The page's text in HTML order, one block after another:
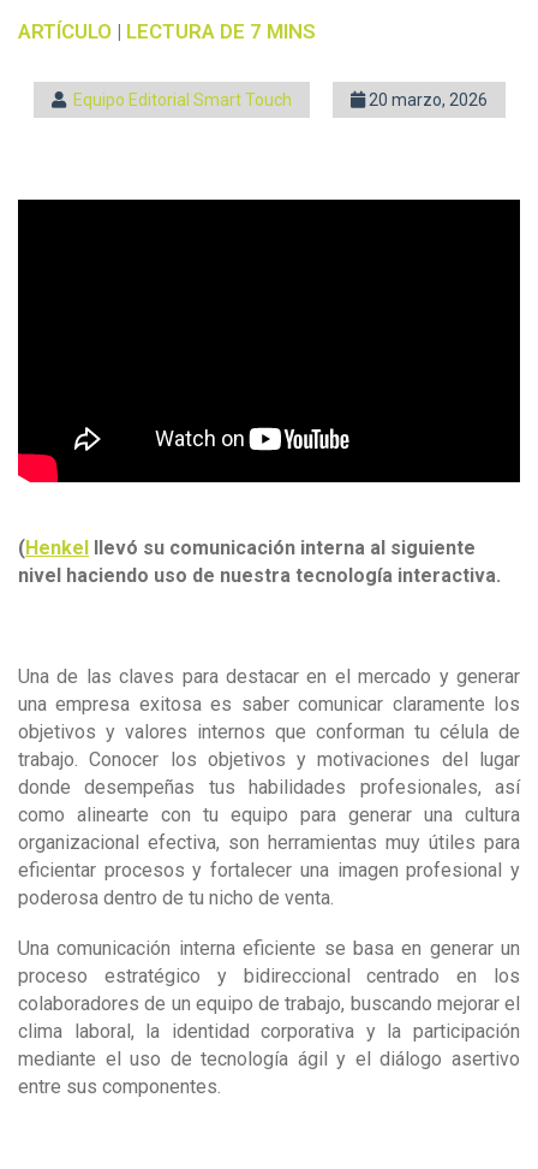
ARTÍCULO | LECTURA DE 7 MINS
Equipo Editorial Smart Touch 20 marzo, 2026
(Henkel llevó su comunicación interna al siguiente
nivel haciendo uso de nuestra tecnología interactiva.
Una de las claves para destacar en el mercado y generar
una empresa exitosa es saber comunicar claramente los
objetivos y valores internos que conforman tu célula de
trabajo. Conocer los objetivos y motivaciones del lugar
donde desempeñas tus habilidades profesionales, así
como alinearte con tu equipo para generar una cultura
organizacional efectiva, son herramientas muy útiles para
eficientar procesos y fortalecer una imagen profesional y
poderosa dentro de tu nicho de venta.
Una comunicación interna eficiente se basa en generar un
proceso estratégico y bidireccional centrado en los
colaboradores de un equipo de trabajo, buscando mejorar el
clima laboral, la identidad corporativa y la participación
mediante el uso de tecnología ágil y el diálogo asertivo
entre sus componentes.